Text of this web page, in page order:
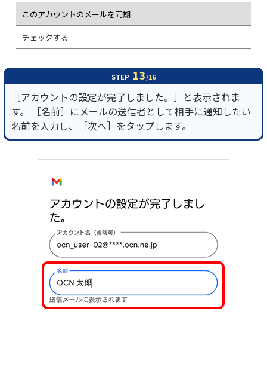
このアカウントのメールを同期
チェックする
STEP 13/16
［アカウントの設定が完了しました。］と表示されま
す。 ［名前］にメールの送信者として相手に通知したい
名前を入力し、［次へ］をタップします。